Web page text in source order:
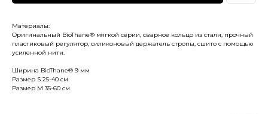
Материалы:
Оригинальный BioThane® мягкой серии, сварное кольцо из стали, прочный
пластиковый регулятор, силиконовый держатель стропы, сшито с помощью
усиленной нити.
Ширина BioThane® 9 мм
Размер S 25-40 см
Размер М 35-60 см